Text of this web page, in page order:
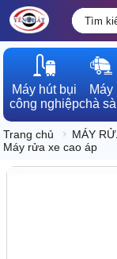
Máy hút bụi
công nghiệp
Máy
chà
Trang chủ MÁY
Máy rửa xe cao áp